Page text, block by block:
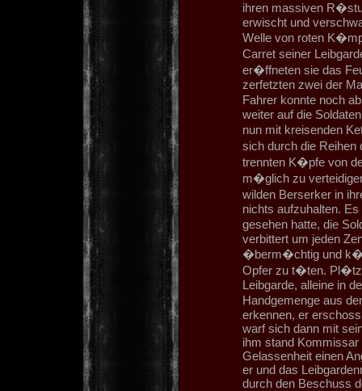
ihren massiven
erwischt und
Welle von roten
Carret seiner
er�ffneten sie das
zerfetzten zwei der
Fahrer konnte noch
weiter auf die
nun mit kreisenden
sich durch die Reihen
trennten K�pfe von
m�glich zu
wilden Berserker in
nichts aufzuhalten.
gesehen hatte, die
verbittert um jeden
�berm�chtig und
Opfer zu t�ten.
Leibgarde, alleine in
Handgemenge aus
erkennen, er
warf sich dann mit
ihm stand
Gelassenheit einen
er und das
durch den Beschuss